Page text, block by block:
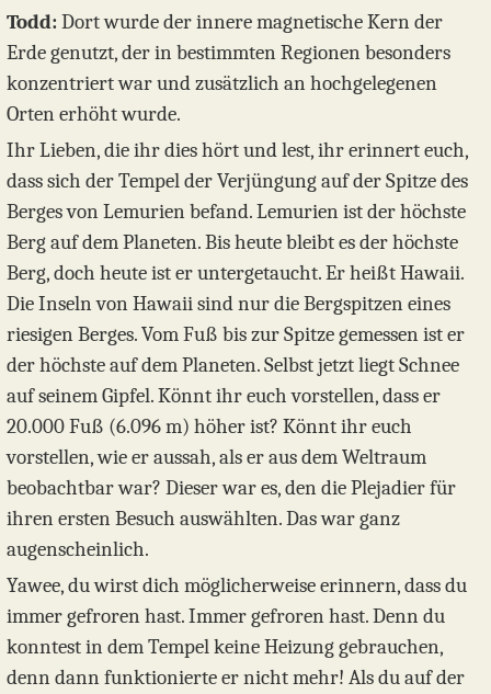
Todd: Dort wurde der innere magnetische Kern der
Erde genutzt, der in bestimmten Regionen besonders
konzentriert war und zusätzlich an hochgelegenen
Orten erhöht wurde.
Ihr Lieben, die ihr dies hört und lest, ihr erinnert euch,
dass sich der Tempel der Verjüngung auf der Spitze des
Berges von Lemurien befand. Lemurien ist der höchste
Berg auf dem Planeten. Bis heute bleibt es der höchste
Berg, doch heute ist er untergetaucht. Er heißt Hawaii.
Die Inseln von Hawaii sind nur die Bergspitzen eines
riesigen Berges. Vom Fuß bis zur Spitze gemessen ist er
der höchste auf dem Planeten. Selbst jetzt liegt Schnee
auf seinem Gipfel. Könnt ihr euch vorstellen, dass er
20.000 Fuß (6.096 m) höher ist? Könnt ihr euch
vorstellen, wie er aussah, als er aus dem Weltraum
beobachtbar war? Dieser war es, den die Plejadier für
ihren ersten Besuch auswählten. Das war ganz
augenscheinlich.
Yawee, du wirst dich möglicherweise erinnern, dass du
immer gefroren hast. Immer gefroren hast. Denn du
konntest in dem Tempel keine Heizung gebrauchen,
denn dann funktionierte er nicht mehr! Als du auf der